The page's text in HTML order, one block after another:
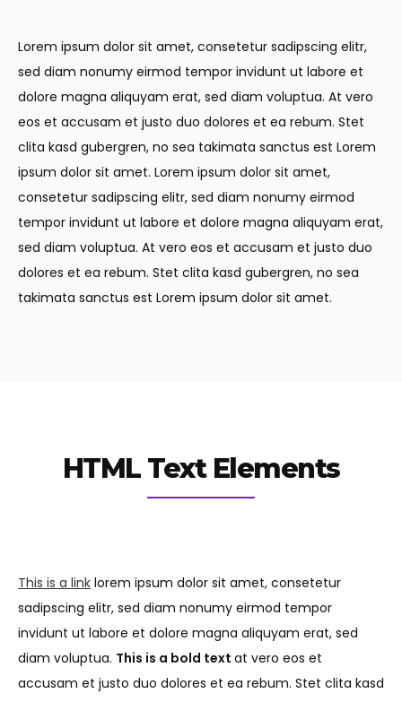
Lorem ipsum dolor sit amet, consetetur sadipscing elitr,
sed diam nonumy eirmod tempor invidunt ut labore et
dolore magna aliquyam erat, sed diam voluptua. At vero
eos et accusam et justo duo dolores et ea rebum. Stet
clita kasd gubergren, no sea takimata sanctus est Lorem
ipsum dolor sit amet. Lorem ipsum dolor sit amet,
consetetur sadipscing elitr, sed diam nonumy eirmod
tempor invidunt ut labore et dolore magna aliquyam erat,
sed diam voluptua. At vero eos et accusam et justo duo
dolores et ea rebum. Stet clita kasd gubergren, no sea
takimata sanctus est Lorem ipsum dolor sit amet.
HTML Text Elements
This is a link lorem ipsum dolor sit amet, consetetur
sadipscing elitr, sed diam nonumy eirmod tempor
invidunt ut labore et dolore magna aliquyam erat, sed
diam voluptua. This is a bold text at vero eos et
accusam et justo duo dolores et ea rebum. Stet clita kasd